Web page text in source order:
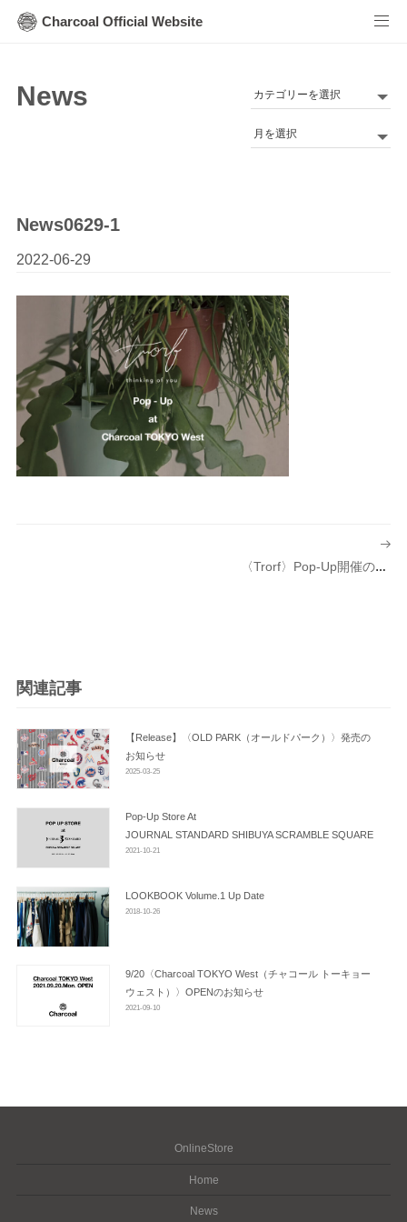
Charcoal Official Website
News
カ
ゴArchives
News0629-1
2022-06-29
シ
ン
〈trorf〉Pop-Up開催のお知らせ
関連記事
【Release】〈OLD PARK（オールドパーク）〉発売の
お知らせ
2025-03-25
Pop-Up Store At
JOURNAL STANDARD SHIBUYA SCRAMBLE SQUARE
2021-10-21
LOOKBOOK Volume.1 Up Date
2018-10-26
9/20〈Charcoal TOKYO West（チャコール トーキョー
ウェスト）〉OPENのお知らせ
2021-09-10
OnlineStore
Home
News